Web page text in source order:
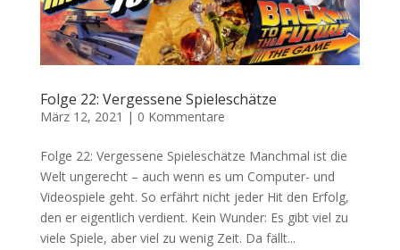
Folge 22: Vergessene Spieleschätze
März 12, 2021 | 0 Kommentare
Folge 22: Vergessene Spieleschätze Manchmal ist die
Welt ungerecht – auch wenn es um Computer- und
Videospiele geht. So erfährt nicht jeder Hit den Erfolg,
den er eigentlich verdient. Kein Wunder: Es gibt viel zu
viele Spiele, aber viel zu wenig Zeit. Da fällt...